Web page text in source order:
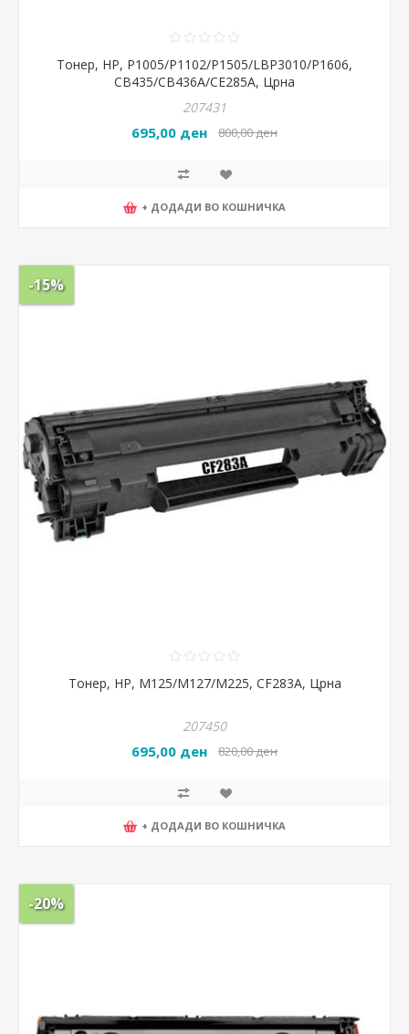
Тонер, HP, P1005/P1102/P1505/LBP3010/P1606,
CB435/CB436A/CE285A, Црна
207431
695,00 ден 800,00 ден
+ ДОДАДИ ВО КОШНИЧКА
-15%
Тонер, HP, М125/М127/М225, CF283A, Црна
207450
695,00 ден 820,00 ден
+ ДОДАДИ ВО КОШНИЧКА
-20%